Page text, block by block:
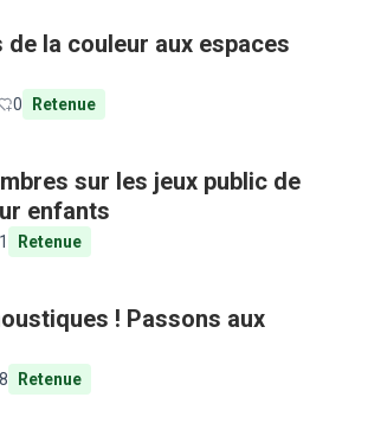
de la couleur aux espaces
0 Retenue
sur les jeux public de
enfants
1 Retenue
! Passons aux
8 Retenue